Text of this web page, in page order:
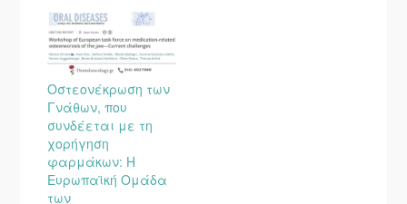
Οστεονέκρωση των
Γνάθων, που
συνδέεται με τη
χορήγηση
φαρμάκων: Η
Ευρωπαϊκή Ομάδα
των